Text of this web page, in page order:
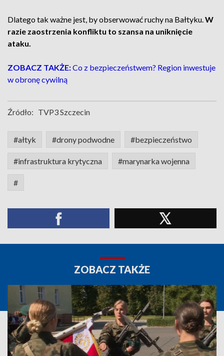
Dlatego tak ważne jest, by obserwować ruchy na Bałtyku.W
razie zaostrzenia konfliktu to szansa na uniknięcie
ataku.
ZOBACZ TAKŻE:Co z bezpieczeństwem? Region inwestuje
w obronę cywilną
Źródło: TVP3 Szczecin
#ałtyk #drony podwodne #bezpieczeństwo
#infrastruktura krytyczna #marynarka wojenna
#
ZOBACZ TAKŻE